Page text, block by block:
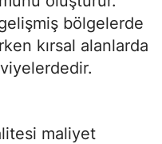
bölgelerde
kırsal alanlarda
maliyet